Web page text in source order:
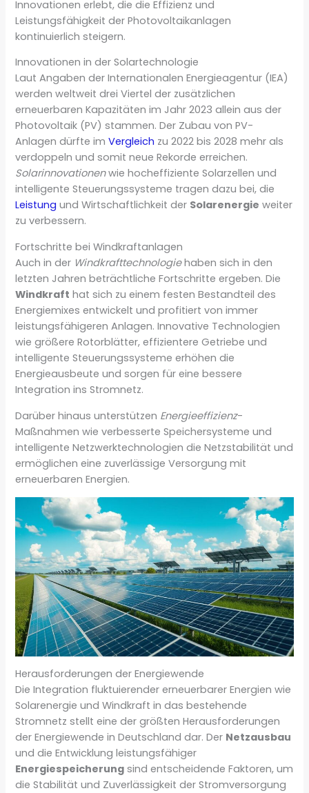
Innovationen erlebt, die die Effizienz und
Leistungsfähigkeit der Photovoltaikanlagen
kontinuierlich steigern.
Innovationen in der Solartechnologie
Laut Angaben der Internationalen Energieagentur (IEA)
werden weltweit drei Viertel der zusätzlichen
erneuerbaren Kapazitäten im Jahr 2023 allein aus der
Photovoltaik (PV) stammen. Der Zubau von PV-
Anlagen dürfte imVergleich zu 2022 bis 2028 mehr als
verdoppeln und somit neue Rekorde erreichen.
Solarinnovationenwie hocheffiziente Solarzellen und
intelligente Steuerungssysteme tragen dazu bei, die
Leistung und Wirtschaftlichkeit der Solarenergie weiter
zu verbessern.
Fortschritte bei Windkraftanlagen
Auch in der Windkrafttechnologiehaben sich in den
letzten Jahren beträchtliche Fortschritte ergeben. Die
Windkraft hat sich zu einem festen Bestandteil des
Energiemixes entwickelt und profitiert von immer
leistungsfähigeren Anlagen. Innovative Technologien
wie größere Rotorblätter, effizientere Getriebe und
intelligente Steuerungssysteme erhöhen die
Energieausbeute und sorgen für eine bessere
Integration ins Stromnetz.
Darüber hinaus unterstützen Energieeffizienz-
Maßnahmen wie verbesserte Speichersysteme und
intelligente Netzwerktechnologien die Netzstabilität und
ermöglichen eine zuverlässige Versorgung mit
erneuerbaren Energien.
Herausforderungen der Energiewende
Die Integration fluktuierender erneuerbarer Energien wie
Solarenergie und Windkraft in das bestehende
Stromnetz stellt eine der größten Herausforderungen
der Energiewende in Deutschland dar. Der Netzausbau
und die Entwicklung leistungsfähiger
Energiespeicherung sind entscheidende Faktoren, um
die Stabilität und Zuverlässigkeit der Stromversorgung